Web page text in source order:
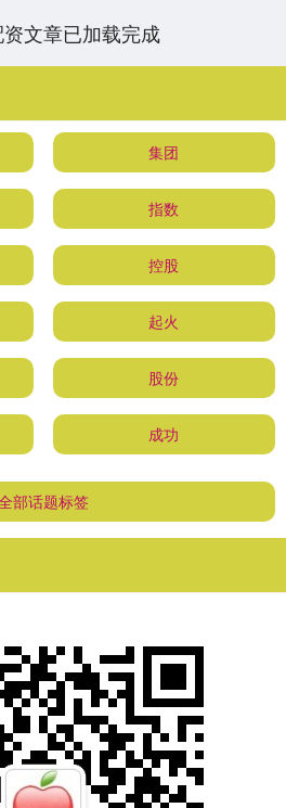
文章已加载完成
集团
指数
控股
起火
股份
成功
部话题标签